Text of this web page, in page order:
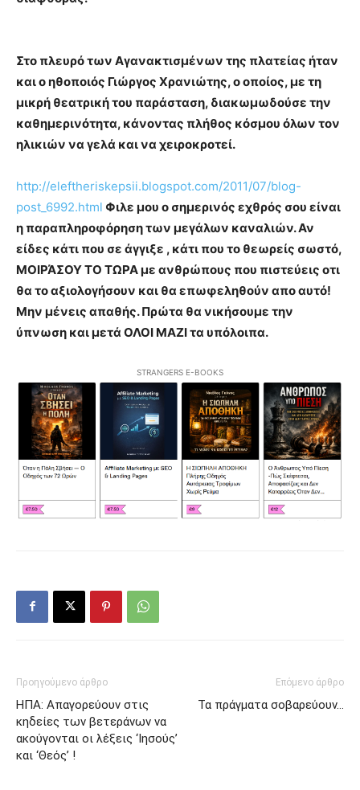
Στο πλευρό των Αγανακτισμένων της πλατείας ήταν
και ο ηθοποιός Γιώργος Χρανιώτης, ο οποίος, με τη
μικρή θεατρική του παράσταση, διακωμωδούσε την
καθημερινότητα, κάνοντας πλήθος κόσμου όλων τον
ηλικιών να γελά και να χειροκροτεί.
http://eleftheriskepsii.blogspot.com/2011/07/blog-
post_6992.html Φιλε μου ο σημερινός εχθρός σου είναι
η παραπληροφόρηση των μεγάλων καναλιών. Αν
είδες κάτι που σε άγγιξε , κάτι που το θεωρείς σωστό,
ΜΟΙΡΆΣΟΥ ΤΟ ΤΩΡΑ με ανθρώπους που πιστεύεις οτι
θα το αξιολογήσουν και θα επωφεληθούν απο αυτό!
Μην μένεις απαθής. Πρώτα θα νικήσουμε την
ύπνωση και μετά ΟΛΟΙ ΜΑΖΙ τα υπόλοιπα.
STRANGERS E-BOOKS
Προηγούμενο άρθρο
ΗΠΑ: Απαγορεύουν στις
κηδείες των βετεράνων να
ακούγονται οι λέξεις ‘Ιησούς’
και ‘Θεός’ !
Επόμενο άρθρο
Τα πράγματα σοβαρεύουν…